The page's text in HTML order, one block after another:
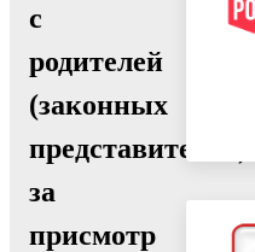
с
родителей
(законных
представителей)
за
присмотр